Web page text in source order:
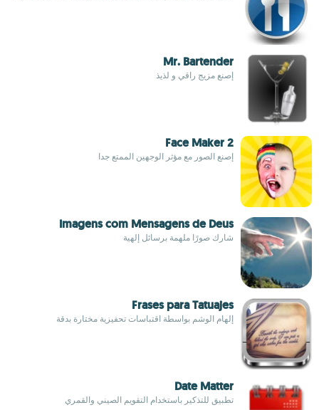
Mr. Bartender
إصنع مزيج راقي و لذيذ
2 Face Maker
إصنع الصور مع مؤثر الوجهين الممتع جدا
Imagens com Mensagens de Deus
شارك صورًا ملهمة برسائل إلهية
Frases para Tatuajes
إلهام الوشم بواسطة اقتباسات تحفيزية مختارة بدقة
Date Matter
تطبيق للتذكير باستخدام التقويم الصيني والقمري